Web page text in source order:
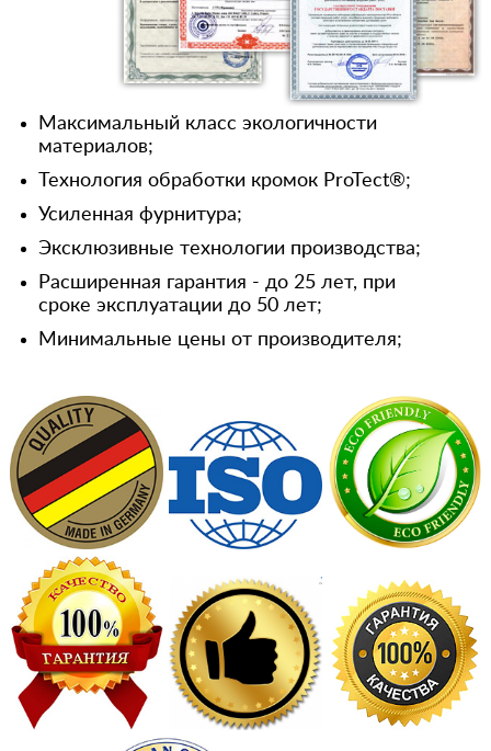
Максимальный класс экологичности
материалов;
Технология обработки кромок ProTect®;
Усиленная фурнитура;
Эксклюзивные технологии производства;
Расширенная гарантия - до 25 лет, при
сроке эксплуатации до 50 лет;
Минимальные цены от производителя;